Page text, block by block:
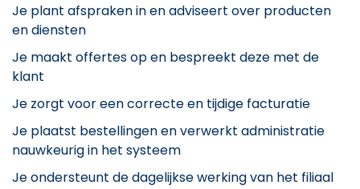
Je plant afspraken in en adviseert over producten
en diensten
Je maakt offertes op en bespreekt deze met de
klant
Je zorgt voor een correcte en tijdige facturatie
Je plaatst bestellingen en verwerkt administratie
nauwkeurig in het systeem
Je ondersteunt de dagelijkse werking van het filiaal